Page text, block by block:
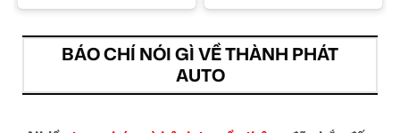
BÁO CHÍ NÓI GÌ VỀ THÀNH PHÁT
AUTO